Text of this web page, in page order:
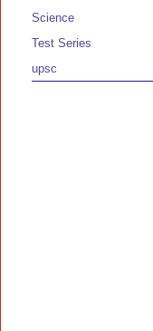
Science
Test Series
upsc